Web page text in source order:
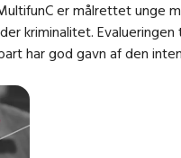
er målrettet unge
kriminalitet.
har god gavn af den